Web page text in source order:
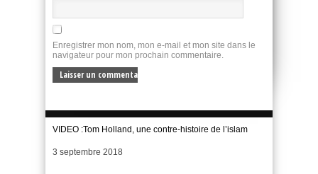
Enregistrer mon nom, mon e-mail et mon site dans le
navigateur pour mon prochain commentaire.
VIDEO :Tom Holland, une contre-histoire de l’islam
Date
3 septembre 2018